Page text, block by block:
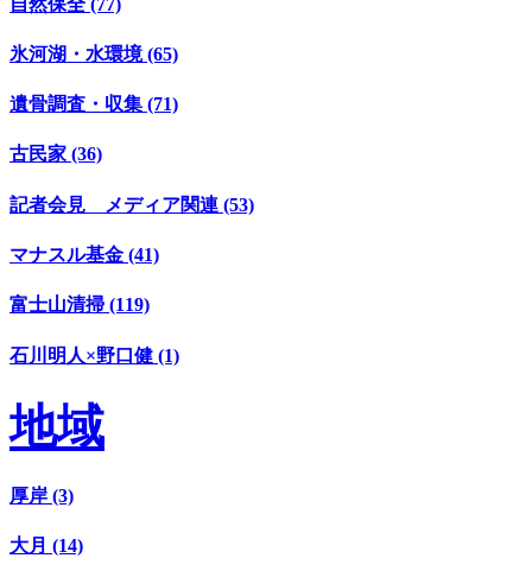
氷河湖・水環境 (65)
遺骨調査・収集 (71)
古民家 (36)
記者会見 メディア関連 (53)
マナスル基金 (41)
富士山清掃 (119)
石川明人×野口健 (1)
地域
厚岸 (3)
大月 (14)